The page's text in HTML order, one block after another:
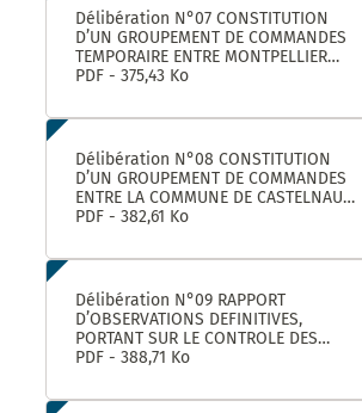
ADMINISTRATIVES DE BUREAU –
ADHÉSION AU GROUPEMENT DE CO
Délibération N°07 CONSTITUTION
D’UN GROUPEMENT DE COMMANDES
TEMPORAIRE ENTRE MONTPELLIER
MEDITERRANEE METROPOLE, LA VILLE
AUTRES ACHETEURS PUBLICS POUR LA
MATERIELS D’ENTRETIEN DES LOCAUX
– ADHÉS
PDF - 375,43 Ko
Délibération N°08 CONSTITUTION
D’UN GROUPEMENT DE COMMANDES
ENTRE LA COMMUNE DE CASTELNAU-
LE-LEZ, LE CENTRE COMMUNAL
LEZ ET SES ETABLISSEMENTS
LIVRAISON ET LA GESTION DE TITRES
RESTAURANT E
PDF - 382,61 Ko
Délibération N°09 RAPPORT
D’OBSERVATIONS DEFINITIVES,
PORTANT SUR LE CONTROLE DES
COMPTES ET DE LA GESTION DE
METROPOLE AU TITRE DES EXERCICES
PDF - 388,71 Ko